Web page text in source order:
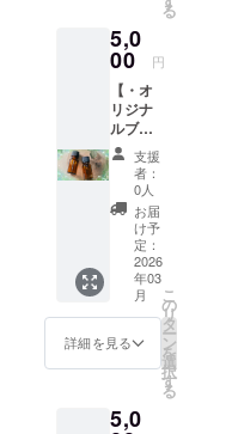
けての
送信と
なる場
合がご
ざいま
す。 ※
通信料
の発生
につき
まして
はご了
承下さ
い。 ※
都合に
より、
月が前
後する
ます。 ​
日： ​​
─────
──​
─────
──
ジで
す。 ※
メール
配信の
際に通
信料が
発生す
る場合
がござ
います
ので、
予めご
了承く
ださ
い。 ​
─────
──​
─────
日： ​​
レーを
複数あ
る中か
らお届
け致し
ます。
ご希望
がない
場合
は、リ
ラック
ス系の
物をお
届け致
しま
す。 ※
画像は
医薬品
る
5,0
00 円
【・オ
リジナ
ルブレ
ンドの
アロマ
オイル‪‪
10ml✕2
本・】
■オリジ
ナルブ
レンド
のアロ
マオイ
ル10ml
を2本お
届け。
クス
支援
者：
0人
お届
け予
定：
2026
年03
月
詳細を見る
こ
の
リ
タ
ー
ン
を
選
択
す
る
5,0